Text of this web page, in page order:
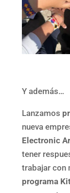
Y además…
Lanzamos
nueva
Electronic
tener
trabajar con
programa